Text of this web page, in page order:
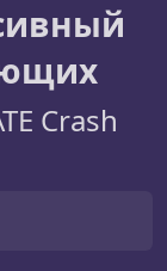
Crash